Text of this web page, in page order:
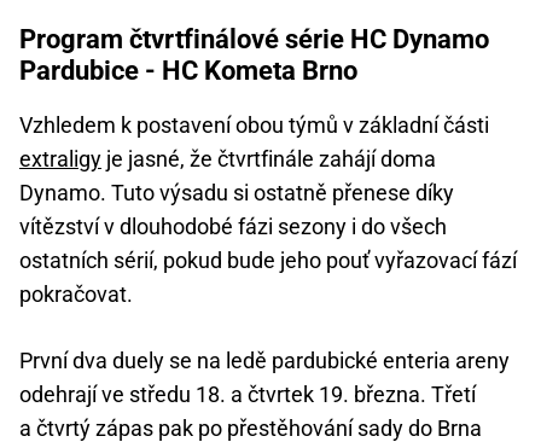
Program čtvrtfinálové série HC Dynamo
Pardubice - HC Kometa Brno
Vzhledem k postavení obou týmů v základní části
extraligy je jasné, že čtvrtfinále zahájí doma
Dynamo. Tuto výsadu si ostatně přenese díky
vítězství v dlouhodobé fázi sezony i do všech
ostatních sérií, pokud bude jeho pouť vyřazovací fází
pokračovat.
První dva duely se na ledě pardubické enteria areny
odehrají ve středu 18. a čtvrtek 19. března. Třetí
a čtvrtý zápas pak po přestěhování sady do Brna